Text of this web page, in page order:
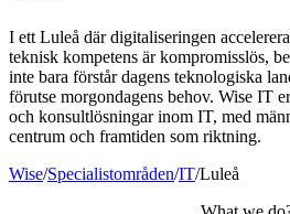
I ett Luleå där digitaliseringen
teknisk kompetens är kompromisslös,
inte bara förstår dagens teknologiska
förutse morgondagens behov. Wise IT
och konsultlösningar inom IT, med
centrum och framtiden som riktning.
Wise/Specialistområden/IT/Luleå